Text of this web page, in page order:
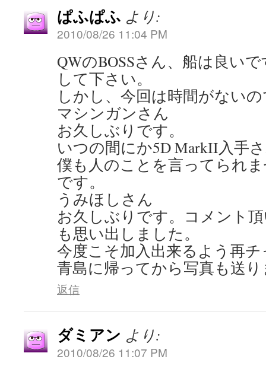
ぱふぱふ より:
2010/08/26 11:04 PM
QWのBOSSさん、船は良い
して下さい。
しかし、今回は時間がない
マシンガンさん
お久しぶりです。
いつの間にか5D MarkII入手
僕も人のことを言ってられ
です。
うみほしさん
お久しぶりです。コメント
も思い出しました。
今度こそ加入出来るよう再
青島に帰ってから写真も送
返信
ダミアン より:
2010/08/26 11:07 PM